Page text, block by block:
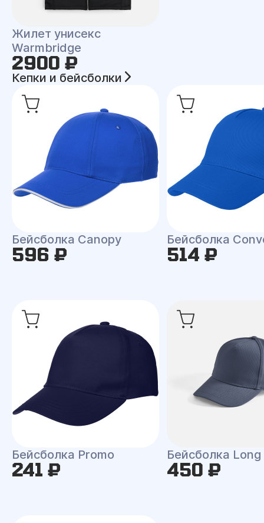
Жилет унисекс
Warmbridge
2900 ₽
Кепки и бейсболки
Бейсболка Canopy
596 ₽
Бейсболка
514 ₽
Бейсболка Promo
241 ₽
Бейсболка
450 ₽